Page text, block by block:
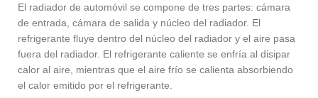
El radiador de automóvil se compone de tres partes: cámara
de entrada, cámara de salida y núcleo del radiador. El
refrigerante fluye dentro del núcleo del radiador y el aire pasa
fuera del radiador. El refrigerante caliente se enfría al disipar
calor al aire, mientras que el aire frío se calienta absorbiendo
el calor emitido por el refrigerante.